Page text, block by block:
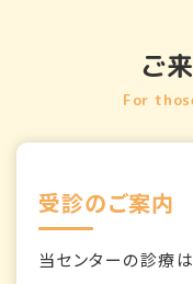
ご
For
受診のご案内
当センターの診療